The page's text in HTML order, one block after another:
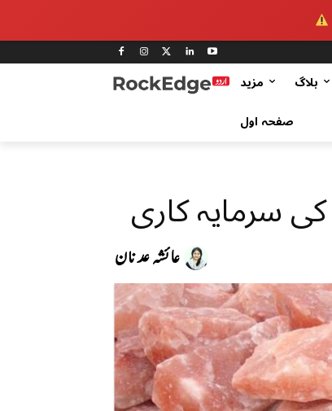
مزید
بلاگ
صفحہ اول
عائشہ عدنان